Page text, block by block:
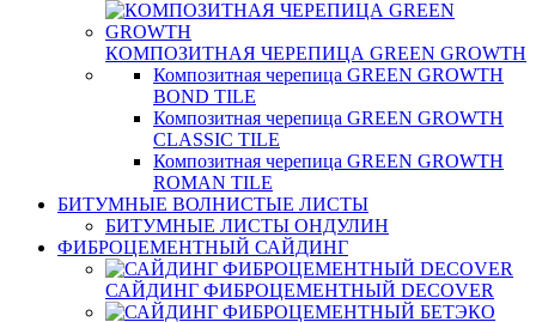
КОМПОЗИТНАЯ ЧЕРЕПИЦА GREEN GROWTH
Композитная черепица GREEN GROWTH
BOND TILE
Композитная черепица GREEN GROWTH
CLASSIC TILE
Композитная черепица GREEN GROWTH
ROMAN TILE
БИТУМНЫЕ ВОЛНИСТЫЕ ЛИСТЫ
БИТУМНЫЕ ЛИСТЫ ОНДУЛИН
ФИБРОЦЕМЕНТНЫЙ САЙДИНГ
САЙДИНГ ФИБРОЦЕМЕНТНЫЙ DECOVER